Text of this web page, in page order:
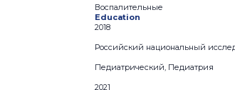
Воспалительные
Education
2018
Российский национальный
Педиатрический, Педиатрия
2021